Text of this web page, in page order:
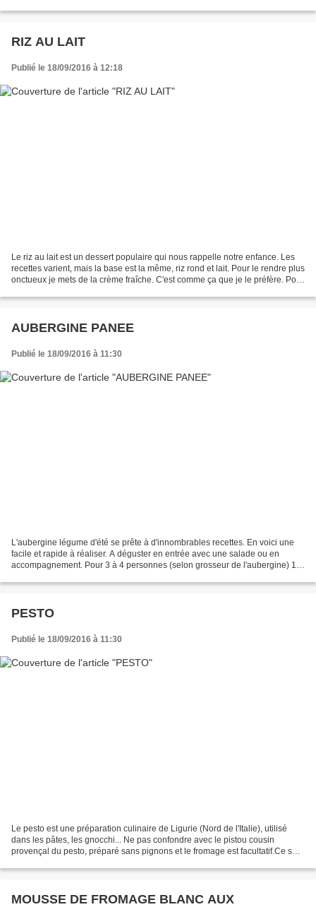
RIZ AU LAIT
Publié le 18/09/2016 à 12:18
Le riz au lait est un dessert populaire qui nous rappelle notre enfance. Les
recettes varient, mais la base est la même, riz rond et lait. Pour le rendre plus
onctueux je mets de la crème fraîche. C'est comme ça que je le préfère. Pour
AUBERGINE PANEE
Publié le 18/09/2016 à 11:30
L'aubergine légume d'été se prête à d'innombrables recettes. En voici une
facile et rapide à réaliser. A déguster en entrée avec une salade ou en
accompagnement. Pour 3 à 4 personnes (selon grosseur de l'aubergine) 1
PESTO
Publié le 18/09/2016 à 11:30
Le pesto est une préparation culinaire de Ligurie (Nord de l'Italie), utilisé
dans les pâtes, les gnocchi... Ne pas confondre avec le pistou cousin
provençal du pesto, préparé sans pignons et le fromage est facultatif.Ce sont
MOUSSE DE FROMAGE BLANC AUX